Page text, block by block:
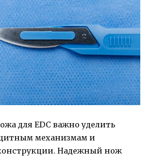
для EDC важно уделить
механизмам и
Надежный нож